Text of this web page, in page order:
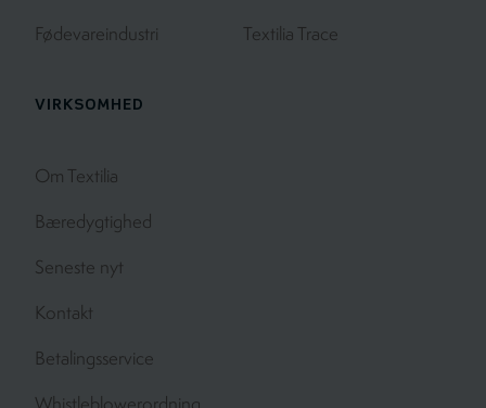
Fødevareindustri Textilia Trace
VIRKSOMHED
Om Textilia
Bæredygtighed
Seneste nyt
Kontakt
Betalingsservice